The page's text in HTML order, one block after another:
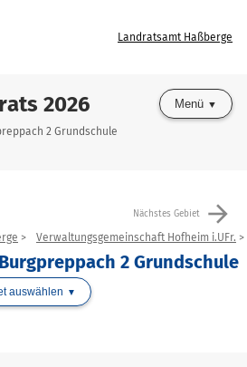
Landratsamt Haßberge
2026
2 Grundschule
Menü
Nächstes Gebiet arrow_forward
Verwaltungsgemeinschaft Hofheim i.UFr.
2 Grundschule
auswählen